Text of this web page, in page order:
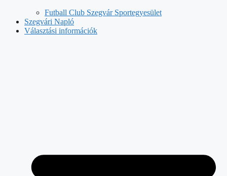
Futball Club Szegvár Sportegyesület
Szegvári Napló
Választási információk